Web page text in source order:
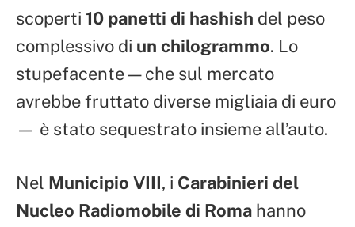
scoperti 10 panetti di hashish del peso
complessivo di un chilogrammo. Lo
stupefacente — che sul mercato
avrebbe fruttato diverse migliaia di euro
— è stato sequestrato insieme all’auto.
Nel Municipio VIII, i Carabinieri del
Nucleo Radiomobile di Roma hanno